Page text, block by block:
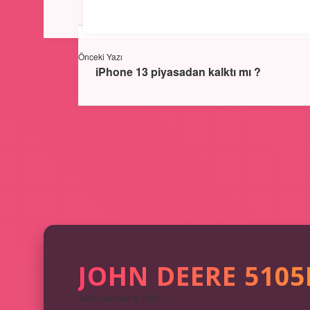
JOHN DEERE
Tarih: Haziran 6, 2026
Önceki Yazı
iPhone 13 piyasadan kalktı mı ?